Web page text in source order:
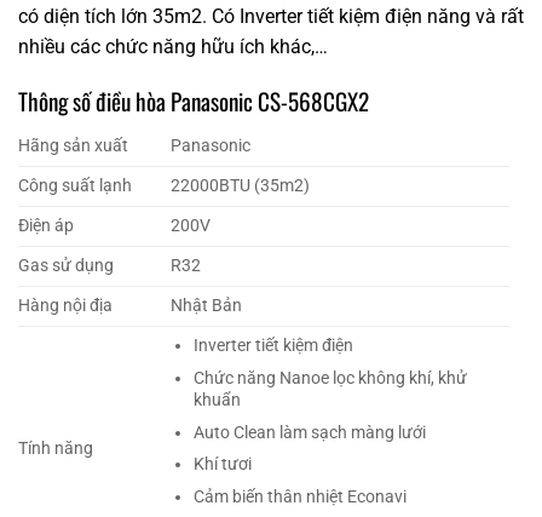
có diện tích lớn 35m2. Có Inverter tiết kiệm điện năng và rất
nhiều các chức năng hữu ích khác,…
Thông số điều hòa Panasonic CS-568CGX2
Hãng sản xuất
Panasonic
Công suất lạnh
22000BTU (35m2)
Điện áp
200V
Gas sử dụng
R32
Hàng nội địa
Nhật Bản
Tính năng
Inverter tiết kiệm điện
Chức năng Nanoe lọc không khí, khử
khuẩn
Auto Clean làm sạch màng lưới
Khí tươi
Cảm biến thân nhiệt Econavi